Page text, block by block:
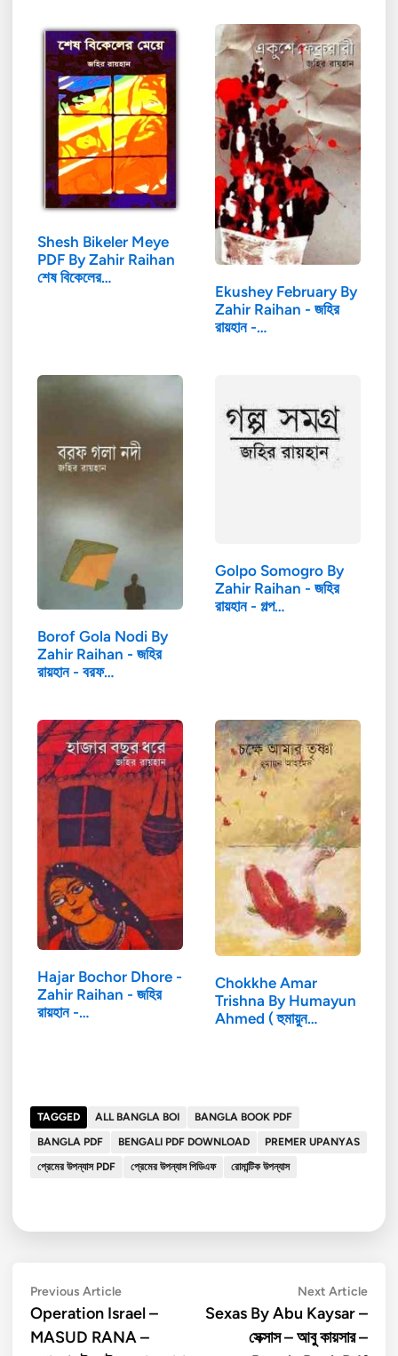
Shesh Bikeler Meye
PDF By Zahir Raihan
শেষ বিকেলের…
Ekushey February By
Zahir Raihan - জহির
রায়হান -…
Borof Gola Nodi By
Zahir Raihan - জহির
রায়হান - বরফ…
Golpo Somogro By
Zahir Raihan - জহির
রায়হান - গল্প…
Hajar Bochor Dhore -
Zahir Raihan - জহির
রায়হান -…
Chokkhe Amar
Trishna By Humayun
Ahmed ( হুমায়ুন…
TAGGED ALL BANGLA BOI
BANGLA BOOK PDF
BANGLA PDF
BENGALI PDF DOWNLOAD
PREMER UPANYAS
প্রেমের উপন্যাস PDF
প্রেমের উপন্যাস পিডিএফ রোমান্টিক উপন্যাস
Post
navigation
Previous ArticlePrevious
article:
Operation Israel –
MASUD RANA –
Next ArticleNext
Sexas By Abu Kaysar –
সেক্সাস – আবু কায়সার –